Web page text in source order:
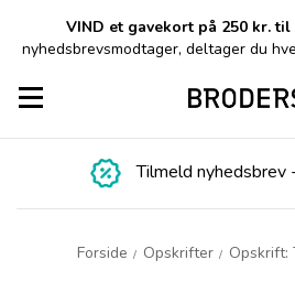
VIND et gavekort på 250 kr.
nyhedsbrevsmodtager, deltager du
Toggle navigation
Tilmeld nyhedsbrev
Forside / Opskrifter / Opskrift: